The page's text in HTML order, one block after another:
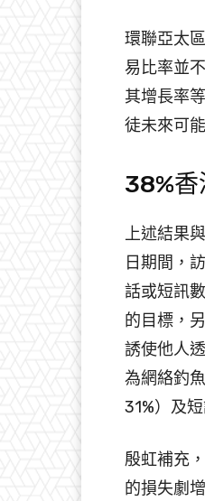
環聯亞太
易比率並
其增長率
徒未來可
38%
上述結果
日期間，
話或短訊
的目標，
誘使他人
為網絡釣
31%）及
殷虹補充
的損失劇